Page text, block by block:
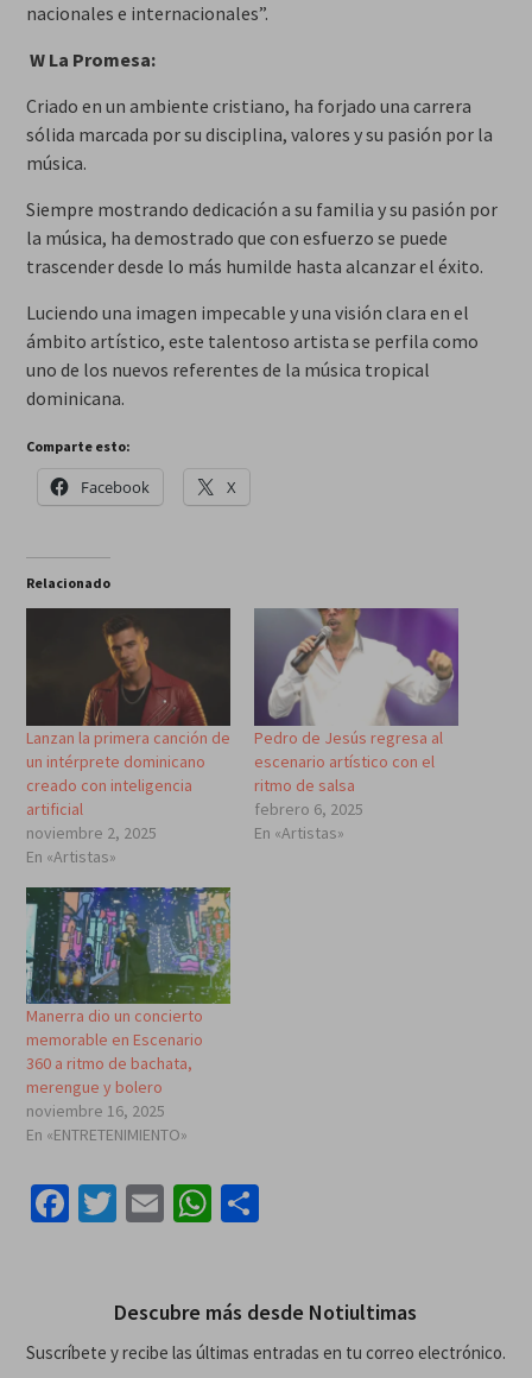
nacionales e internacionales”.
W La Promesa:
Criado en un ambiente cristiano, ha forjado una carrera
sólida marcada por su disciplina, valores y su pasión por la
música.
Siempre mostrando dedicación a su familia y su pasión por
la música, ha demostrado que con esfuerzo se puede
trascender desde lo más humilde hasta alcanzar el éxito.
Luciendo una imagen impecable y una visión clara en el
ámbito artístico, este talentoso artista se perfila como
uno de los nuevos referentes de la música tropical
dominicana.
Comparte esto:
Facebook X
Relacionado
Lanzan la primera canción de
un intérprete dominicano
creado con inteligencia
artificial
noviembre 2, 2025
En «Artistas»
Pedro de Jesús regresa al
escenario artístico con el
ritmo de salsa
febrero 6, 2025
En «Artistas»
Manerra dio un concierto
memorable en Escenario
360 a ritmo de bachata,
merengue y bolero
noviembre 16, 2025
En «ENTRETENIMIENTO»
Facebook
Twitter
EmailWhatsApp
Compartir
Descubre más desde Notiultimas
Suscríbete y recibe las últimas entradas en tu correo electrónico.